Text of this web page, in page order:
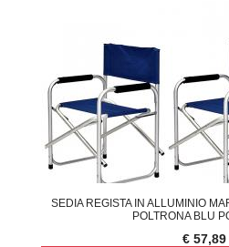
SEDIA REGISTA IN ALLUMINIO
POLTRONA BLU
€ 57,89